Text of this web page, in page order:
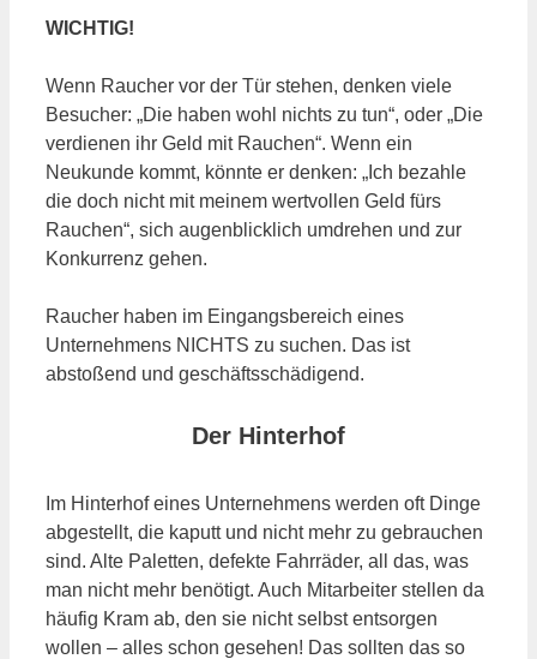
WICHTIG!
Wenn Raucher vor der Tür stehen, denken viele
Besucher: „Die haben wohl nichts zu tun“, oder „Die
verdienen ihr Geld mit Rauchen“. Wenn ein
Neukunde kommt, könnte er denken: „Ich bezahle
die doch nicht mit meinem wertvollen Geld fürs
Rauchen“, sich augenblicklich umdrehen und zur
Konkurrenz gehen.
Raucher haben im Eingangsbereich eines
Unternehmens NICHTS zu suchen. Das ist
abstoßend und geschäftsschädigend.
Der Hinterhof
Im Hinterhof eines Unternehmens werden oft Dinge
abgestellt, die kaputt und nicht mehr zu gebrauchen
sind. Alte Paletten, defekte Fahrräder, all das, was
man nicht mehr benötigt. Auch Mitarbeiter stellen da
häufig Kram ab, den sie nicht selbst entsorgen
wollen – alles schon gesehen! Das sollten das so